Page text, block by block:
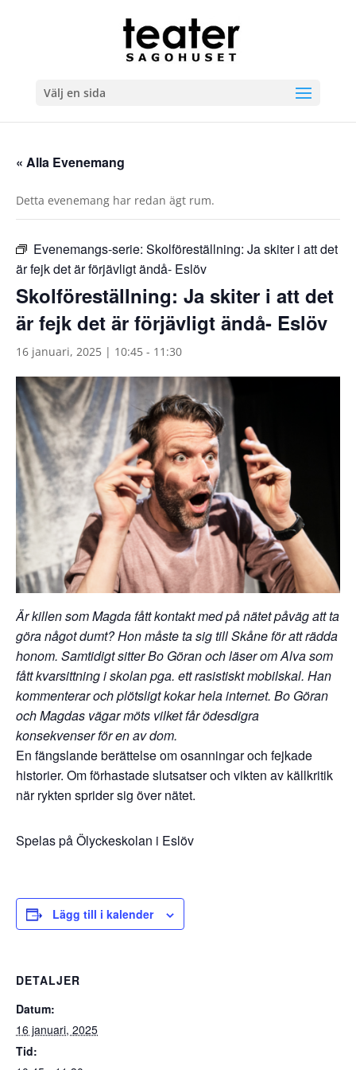
Välj en sida
« Alla Evenemang
Detta evenemang har redan ägt rum.
Evenemangs-serie: Skolföreställning: Ja skiter i att det
är fejk det är förjävligt ändå- Eslöv
Skolföreställning: Ja skiter i att det
är fejk det är förjävligt ändå- Eslöv
16 januari, 2025 | 10:45 - 11:30
Är killen som Magda fått kontakt med på nätet påväg att ta
göra något dumt? Hon måste ta sig till Skåne för att rädda
honom. Samtidigt sitter Bo Göran och läser om Alva som
fått kvarsittning i skolan pga. ett rasistiskt mobilskal. Han
kommenterar och plötsligt kokar hela internet. Bo Göran
och Magdas vägar möts vilket får ödesdigra
konsekvenser för en av dom.
En fängslande berättelse om osanningar och fejkade
historier. Om förhastade slutsatser och vikten av källkritik
när rykten sprider sig över nätet.
Spelas på Ölyckeskolan i Eslöv
Lägg till i kalender
DETALJER
Datum:
16 januari, 2025
Tid: